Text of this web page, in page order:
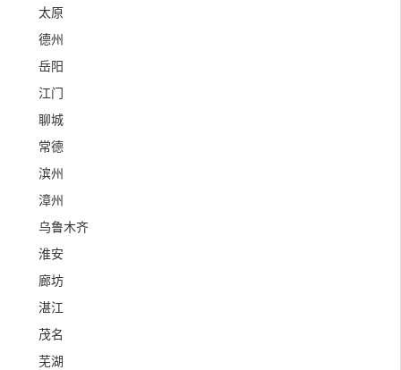
太原
德州
岳阳
江门
聊城
常德
滨州
漳州
乌鲁木齐
淮安
廊坊
湛江
茂名
芜湖